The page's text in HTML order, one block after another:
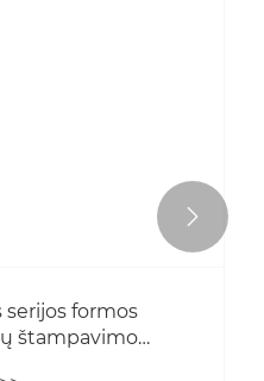
formos
štampavimo
